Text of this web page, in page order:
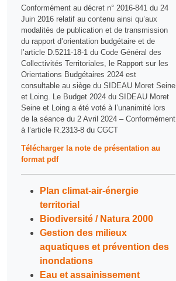
Conformément au décret n° 2016-841 du 24
Juin 2016 relatif au contenu ainsi qu’aux
modalités de publication et de transmission
du rapport d’orientation budgétaire et de
l’article D.5211-18-1 du Code Général des
Collectivités Territoriales, le Rapport sur les
Orientations Budgétaires 2024 est
consultable au siège du SIDEAU Moret Seine
et Loing. Le Budget 2024 du SIDEAU Moret
Seine et Loing a été voté à l’unanimité lors
de la séance du 2 Avril 2024 – Conformément
à l’article R.2313-8 du CGCT
Télécharger la note de présentation au
format pdf
Plan climat-air-énergie
territorial
Biodiversité / Natura 2000
Gestion des milieux
aquatiques et prévention des
inondations
Eau et assainissement